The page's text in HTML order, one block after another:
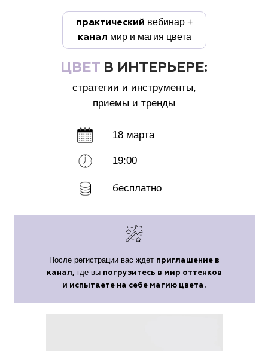
ЦВЕТ В ИНТЕРЬЕРЕ:
практический вебинар +
канал мир и магия цвета
После регистрации вас ждет приглашение в
канал, где вы погрузитесь в мир оттенков
и испытаете на себе магию цвета.
стратегии и инструменты,
приемы и тренды
18 марта
19:00
бесплатно